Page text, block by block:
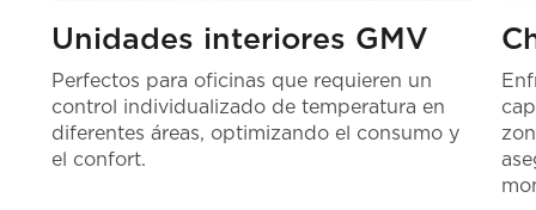
Unidades interiores GMV
Perfectos para oficinas que requieren un
control individualizado de temperatura en
diferentes áreas, optimizando el consumo y
el confort.